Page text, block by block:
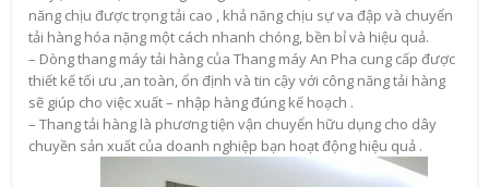
năng chịu được trọng tải cao , khả năng chịu sự va đập và chuyển
tải hàng hóa nặng một cách nhanh chóng, bền bỉ và hiệu quả.
– Dòng thang máy tải hàng của Thang máy An Pha cung cấp được
thiết kế tối ưu ,an toàn, ổn định và tin cậy với công năng tải hàng
sẽ giúp cho việc xuất – nhập hàng đúng kế hoạch .
– Thang tải hàng là phương tiện vận chuyển hữu dụng cho dây
chuyền sản xuất của doanh nghiệp bạn hoạt động hiệu quả .